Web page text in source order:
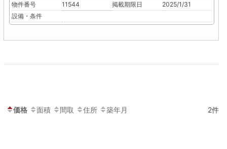
物件番号
11544 掲載期限日
2025/1/31
設備・条件
価格 面積 間取 住所 築年月 2件